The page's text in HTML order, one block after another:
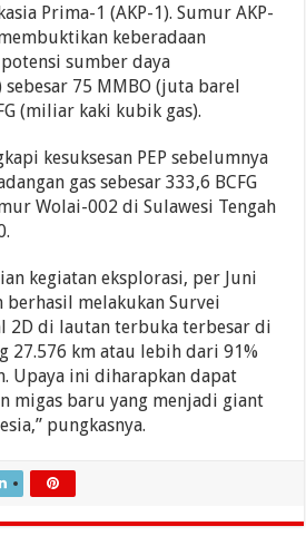
Prima-1 (AKP-1). Sumur AKP-
keberadaan
sumber daya
75 MMBO (juta barel
(miliar kaki kubik gas).
kesuksesan PEP sebelumnya
gas sebesar 333,6 BCFG
Wolai-002 di Sulawesi Tengah
kegiatan eksplorasi, per Juni
berhasil melakukan Survei
2D di lautan terbuka terbesar di
27.576 km atau lebih dari 91%
Upaya ini diharapkan dapat
migas baru yang menjadi giant
pungkasnya.